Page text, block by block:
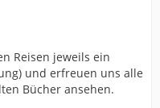
Reisen jeweils ein
und erfreuen uns alle
Bücher ansehen.